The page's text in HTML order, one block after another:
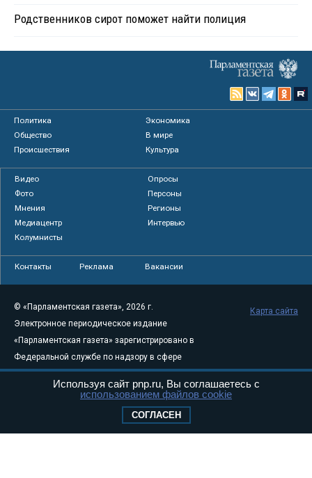
Родственников сирот поможет найти полиция
Политика
Экономика
Общество
В мире
Происшествия
Культура
Видео
Опросы
Фото
Персоны
Мнения
Регионы
Медиацентр
Интервью
Колумнисты
Контакты Реклама Вакансии
© «Парламентская газета», 2026 г.
Электронное периодическое издание
«Парламентская газета» зарегистрировано в
Федеральной службе по надзору в сфере
связи, информационных технологий и
массовых коммуникаций (Роскомнадзор) 05
Свидетельство о регистрации Эл № ФС77-
Карта сайта
Используя сайт pnp.ru, Вы соглашаетесь с
использованием файлов cookie
СОГЛАСЕН